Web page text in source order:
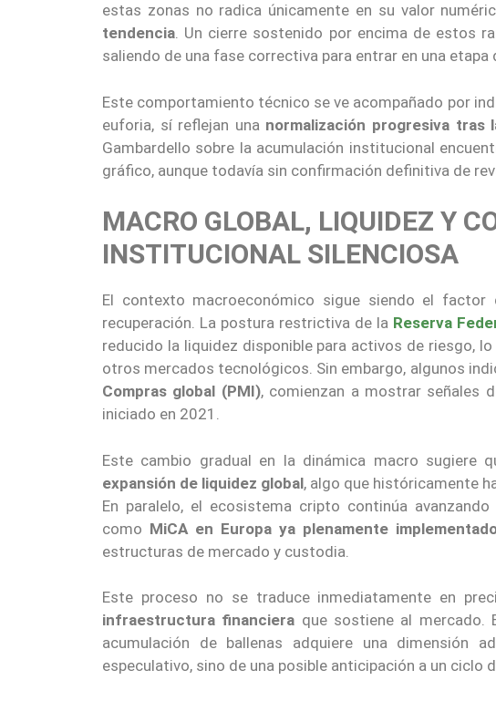
estas zonas no radica únicamente en su valor
tendencia. Un cierre sostenido por encima de estos
saliendo de una fase correctiva para entrar en una
Este comportamiento técnico se ve acompañado por
euforia, sí reflejan una normalización progresiva tras
Gambardello sobre la acumulación institucional
gráfico, aunque todavía sin confirmación definitiva de
MACRO GLOBAL, LIQUIDEZ Y
INSTITUCIONAL SILENCIOSA
El contexto macroeconómico sigue siendo el
recuperación. La postura restrictiva de la Reserva
reducido la liquidez disponible para activos de riesgo,
otros mercados tecnológicos. Sin embargo, algunos
Compras global (PMI), comienzan a mostrar señales
iniciado en 2021.
Este cambio gradual en la dinámica macro sugiere
expansión de liquidez global, algo que históricamente
En paralelo, el ecosistema cripto continúa
como MiCA en Europa ya plenamente
estructuras de mercado y custodia.
Este proceso no se traduce inmediatamente en
infraestructura financiera que sostiene al mercado.
acumulación de ballenas adquiere una dimensión
especulativo, sino de una posible anticipación a un ciclo